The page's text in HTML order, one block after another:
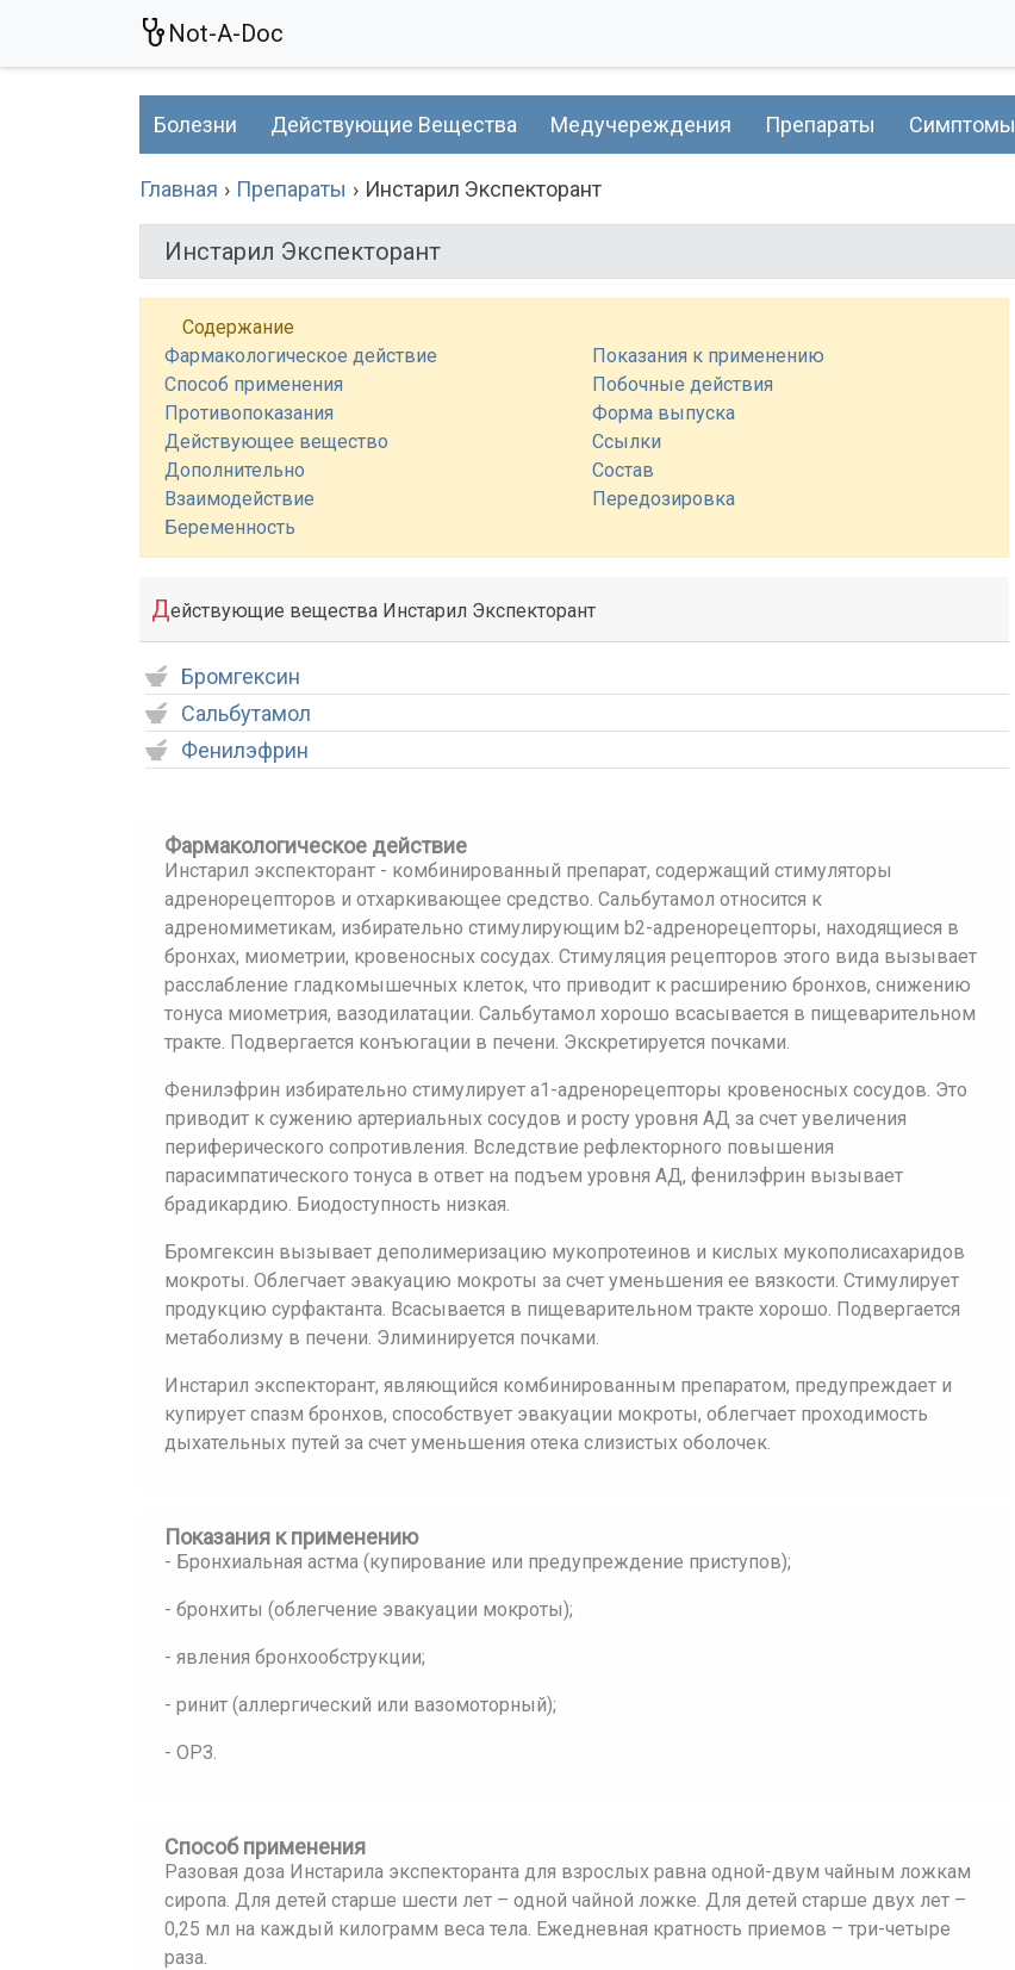
Not-A-Doc
Болезни Действующие Вещества Медучереждения Препараты Симптомы
Главная Препараты Инстарил Экспекторант
Инстарил Экспекторант
Содержание
Фармакологическое действие
Показания к применению
Способ применения
Побочные действия
Противопоказания
Форма выпуска
Действующее вещество
Ссылки
Дополнительно
Состав
Взаимодействие
Передозировка
Беременность
Действующие вещества Инстарил Экспекторант
Бромгексин
Сальбутамол
Фенилэфрин
Фармакологическое действие
Инстарил экспекторант - комбинированный препарат, содержащий стимуляторы
адренорецепторов и отхаркивающее средство. Сальбутамол относится к
адреномиметикам, избирательно стимулирующим b2-адренорецепторы, находящиеся в
бронхах, миометрии, кровеносных сосудах. Стимуляция рецепторов этого вида вызывает
расслабление гладкомышечных клеток, что приводит к расширению бронхов, снижению
тонуса миометрия, вазодилатации. Сальбутамол хорошо всасывается в пищеварительном
тракте. Подвергается конъюгации в печени. Экскретируется почками.
Фенилэфрин избирательно стимулирует a1-адренорецепторы кровеносных сосудов. Это
приводит к сужению артериальных сосудов и росту уровня АД за счет увеличения
периферического сопротивления. Вследствие рефлекторного повышения
парасимпатического тонуса в ответ на подъем уровня АД, фенилэфрин вызывает
брадикардию. Биодоступность низкая.
Бромгексин вызывает деполимеризацию мукопротеинов и кислых мукополисахаридов
мокроты. Облегчает эвакуацию мокроты за счет уменьшения ее вязкости. Стимулирует
продукцию сурфактанта. Всасывается в пищеварительном тракте хорошо. Подвергается
метаболизму в печени. Элиминируется почками.
Инстарил экспекторант, являющийся комбинированным препаратом, предупреждает и
купирует спазм бронхов, способствует эвакуации мокроты, облегчает проходимость
дыхательных путей за счет уменьшения отека слизистых оболочек.
Показания к применению
- Бронхиальная астма (купирование или предупреждение приступов);
- бронхиты (облегчение эвакуации мокроты);
- явления бронхообструкции;
- ринит (аллергический или вазомоторный);
- ОРЗ.
Способ применения
Разовая доза Инстарила экспекторанта для взрослых равна одной-двум чайным ложкам
сиропа. Для детей старше шести лет – одной чайной ложке. Для детей старше двух лет –
0,25 мл на каждый килограмм веса тела. Ежедневная кратность приемов – три-четыре
раза.